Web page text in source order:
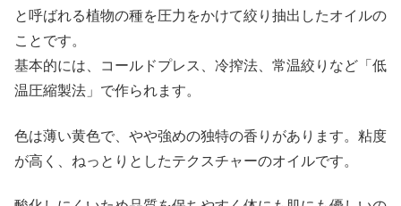
と呼ばれる植物の種を圧力をかけて絞り抽出したオイルの
ことです。
基本的には、コールドプレス、冷搾法、常温絞りなど「低
温圧縮製法」で作られます。
色は薄い黄色で、やや強めの独特の香りがあります。粘度
が高く、ねっとりとしたテクスチャーのオイルです。